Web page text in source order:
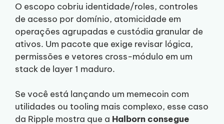
O escopo cobriu identidade/roles, controles
de acesso por domínio, atomicidade em
operações agrupadas e custódia granular de
ativos. Um pacote que exige revisar lógica,
permissões e vetores cross-módulo em um
stack de layer 1 maduro.
Se você está lançando um memecoin com
utilidades ou tooling mais complexo, esse caso
da Ripple mostra que a Halborn consegue